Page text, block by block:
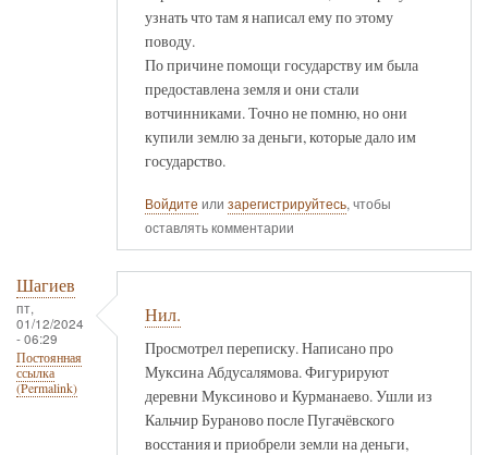
узнать что там я написал ему по этому
поводу.
По причине помощи государству им была
предоставлена земля и они стали
вотчинниками. Точно не помню, но они
купили землю за деньги, которые дало им
государство.
Войдите или зарегистрируйтесь, чтобы
оставлять комментарии
Шагиев
пт,
01/12/2024
- 06:29
Постоянная
ссылка
(Permalink)
Нил.
Просмотрел переписку. Написано про
Муксина Абдусалямова. Фигурируют
деревни Муксиново и Курманаево. Ушли из
Кальчир Бураново после Пугачёвского
восстания и приобрели земли на деньги,